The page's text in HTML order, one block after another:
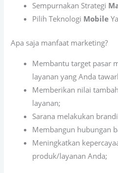
Sempurnakan Strategi
Pilih Teknologi Mobile
Apa saja manfaat marketing?
Membantu target pasar
layanan yang Anda
Memberikan nilai
layanan;
Sarana melakukan
Membangun hubungan
Meningkatkan
produk/layanan Anda;